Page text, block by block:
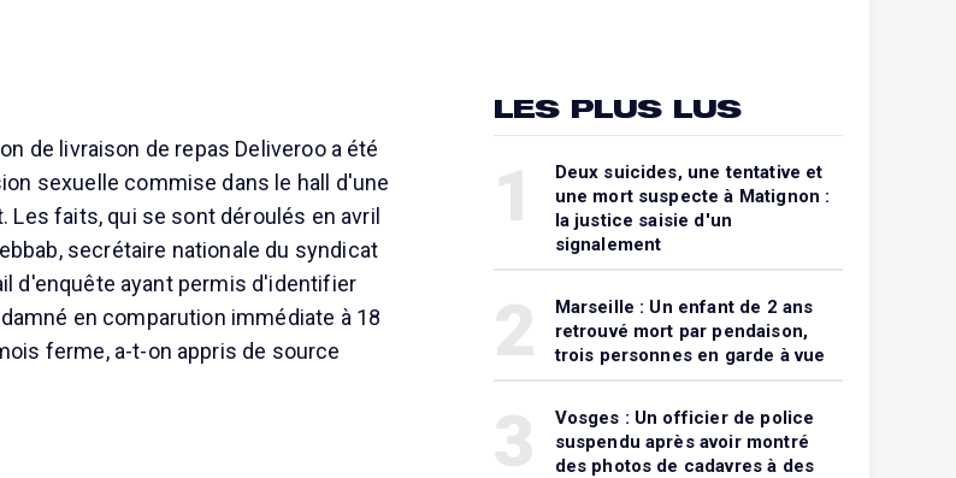
de livraison de repas Deliveroo a été
sexuelle commise dans le hall d'une
faits, qui se sont déroulés en avril
secrétaire nationale du syndicat
d'enquête ayant permis d'identifier
en comparution immédiate à 18
ferme, a-t-on appris de source
LES PLUS LUS
Deux suicides, une tentative et
une mort suspecte à Matignon :
la justice saisie d'un
signalement
Marseille : Un enfant de 2 ans
retrouvé mort par pendaison,
trois personnes en garde à vue
Vosges : Un officier de police
suspendu après avoir montré
des photos de cadavres à des